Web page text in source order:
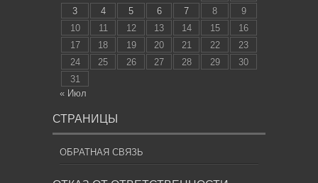
3
4 5 6 7 8
9
10
11 12 13 14 15
16
17
18 19 20 21 22
23
24
25 26 27 28 29
30
31
« Июл
СТРАНИЦЫ
ОБРАТНАЯ СВЯЗЬ